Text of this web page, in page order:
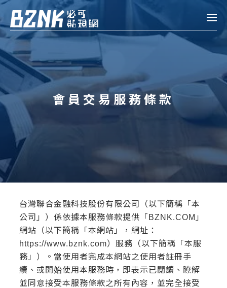
Bznk 必可貼現網
帳款轉讓
投資
申貸
企業融資
房屋副擔保融資
常見問題
帳款轉讓
企業專案融資
註冊 登入
會員交易服務條款
台灣聯合金融科技股份有限公司（以下簡稱「本
公司」）係依據本服務條款提供「BZNK.COM」
網站（以下簡稱「本網站」，網址：
https://www.bznk.com）服務（以下簡稱「本服
務」）。當使用者完成本網站之使用者註冊手
續、或開始使用本服務時，即表示已閱讀、瞭解
並同意接受本服務條款之所有內容，並完全接受